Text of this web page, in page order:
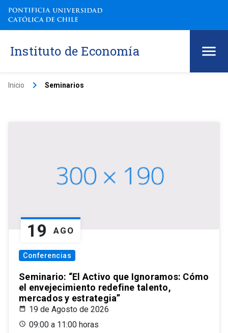
Instituto de Economía
Inicio keyboard_arrow_right Seminarios
19 AGO
Conferencias
Seminario: “El Activo que Ignoramos: Cómo
el envejecimiento redefine talento,
mercados y estrategia”
19 de Agosto de 2026
09:00 a 11:00 horas